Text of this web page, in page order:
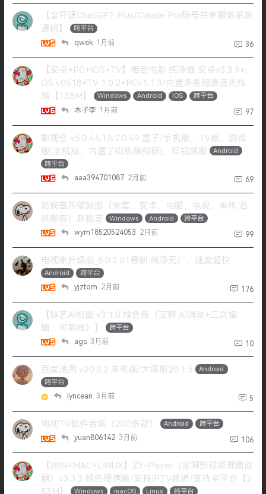
【全开源ChatGPT Plus/Claude Pro账号共享服务系统
源码】
跨平台
qwek 1月前 36
【安卓+PC+IOS+TV】毒舌电影 纯净版 安卓v3.3.9+i
OS v0518+TV 1.0.2+PCv1.1.3/内置多条超清蓝光线
路【138M】
Windows Android IOS 跨平台
木子李 1月前 97
影视仓 v5.0.44.1/v2.0.49 盒子/手机版，TV版、游戏
版(手机版，内置了街机模拟器)、短视频版
Android
跨平台
aaa394701087 2月前 69
酷我音乐破姐版（全套：安卓、电脑、电视、车机 各
端都有）超稳定
Windows Android 跨平台
wym18520524053 2月前 99
电视家升级版_5.0.2.01最新 纯净无广，速度超快
Android 跨平台
yjztom 2月前 176
【鲜艺AI抠图 v3.1.0 绿色版（支持 AI消除+二次编
辑，可离线）】
跨平台
ags 3月前 10
百度地图 v20.0.2 车机版/大屏版20.1.5
Android
跨平台
lyncean 3月前 5
电视TV软件合集（200多款） Android 跨平台
yuan806142 3月前 106
【WIN+MAC+LINUX】ZY-Player（全网影视资源播放
器）v3.3.3 绿色便携版/支持IPTV频道/支持全平台【2
53M】
Windows macOS Linux 跨平台